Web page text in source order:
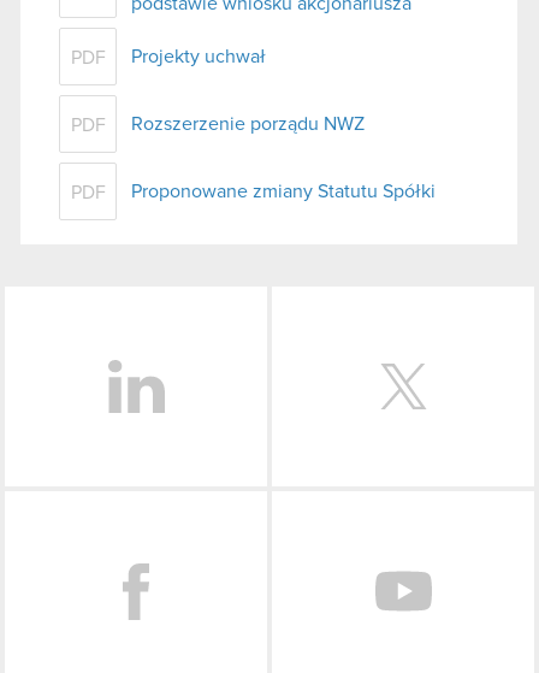
PDF Projekty uchwał
PDF Rozszerzenie porządu NWZ
PDF Proponowane zmiany Statutu Spółki